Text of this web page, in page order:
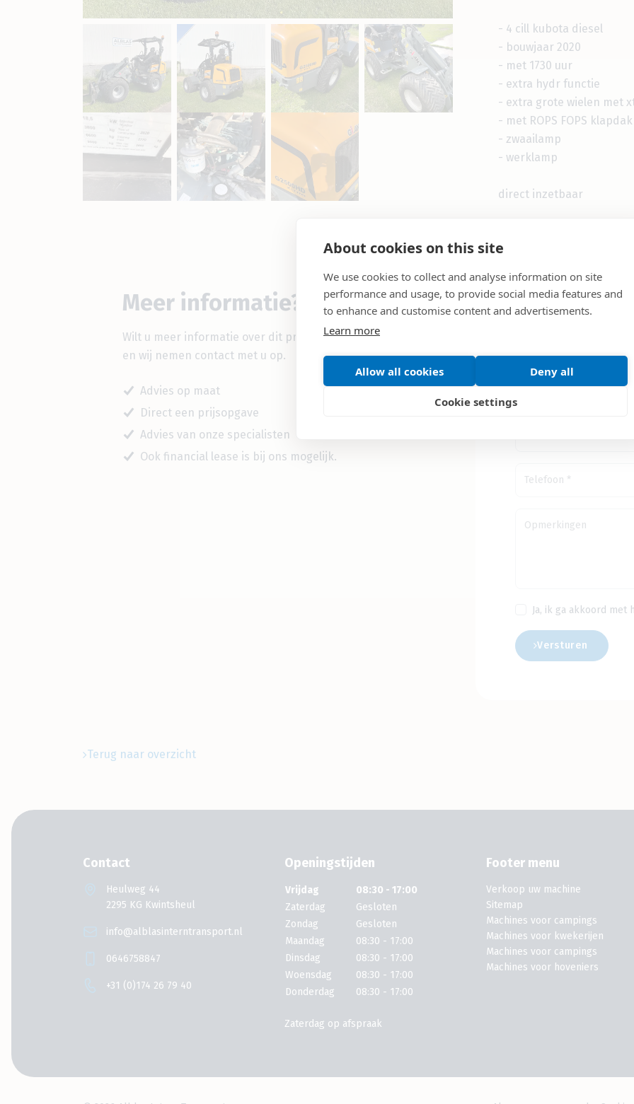
- 4 cill kubota diesel
- bouwjaar 2020
- met 1730 uur
- extra hydr functie
- extra grote wielen met
- met ROPS FOPS klapdak
- zwaailamp
- werklamp
direct inzetbaar
Meer informatie?
Wilt u meer informatie over dit product?Vul het formulier in
en wij nemen contact met u op.
Advies op maat
Direct een prijsopgave
Advies van onze specialisten
Ook financial lease is bij ons mogelijk.
Uw
Ja, ik ga akkoord met
Versturen
Terug naar overzicht
Contact
Heulweg 44
2295 KG Kwintsheul
info@alblasinterntransport.nl
0646758847
+31 (0)174 26 79 40
Openingstijden
Vrijdag
08:30 - 17:00
Zaterdag
Gesloten
Zondag
Gesloten
Maandag
08:30 - 17:00
Dinsdag
08:30 - 17:00
Woensdag
08:30 - 17:00
Donderdag
08:30 - 17:00
Zaterdag op afspraak
Footer menu
Verkoop uw machine
Sitemap
Machines voor campings
Machines voor kwekerijen
Machines voor campings
Machines voor hoveniers
About cookies on this site
We use cookies to collect and analyse information on site
performance and usage, to provide social media features and
to enhance and customise content and advertisements.
Learn more
Allow all cookies Deny all
Cookie settings